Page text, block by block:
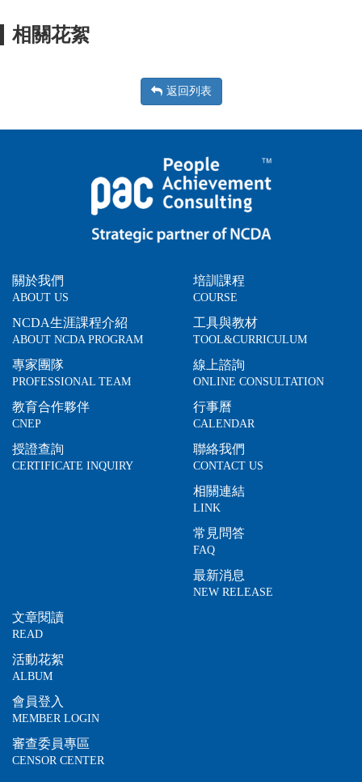
相關花絮
返回列表
關於我們
ABOUT US
NCDA生涯課程介紹
ABOUT NCDA PROGRAM
專家團隊
PROFESSIONAL TEAM
教育合作夥伴
CNEP
授證查詢
CERTIFICATE INQUIRY
培訓課程
COURSE
工具與教材
TOOL&CURRICULUM
線上諮詢
ONLINE CONSULTATION
行事曆
CALENDAR
聯絡我們
CONTACT US
相關連結
LINK
常見問答
FAQ
最新消息
NEW RELEASE
文章閱讀
READ
活動花絮
ALBUM
會員登入
MEMBER LOGIN
審查委員專區
CENSOR CENTER